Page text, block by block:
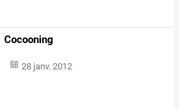
Cocooning
28 janv. 2012